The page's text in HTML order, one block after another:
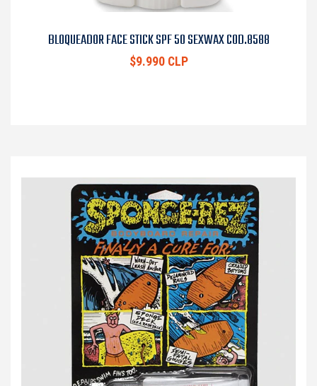
BLOQUEADOR FACE STICK SPF 50 SEXWAX COD.8588
$9.990 CLP